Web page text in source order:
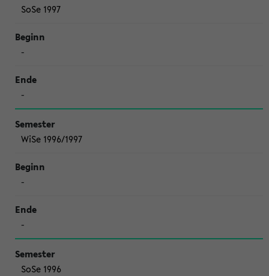
SoSe 1997
-
-
WiSe 1996/1997
-
-
SoSe 1996